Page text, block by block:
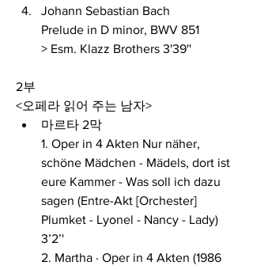
Johann Sebastian Bach
Prelude in D minor, BWV 851
> Esm. Klazz Brothers 3'39''
2부
<오페라 읽어 주는 남자>
마르타 2막
1. Oper in 4 Akten Nur näher,
schöne Mädchen - Mädels, dort ist
eure Kammer - Was soll ich dazu
sagen (Entre-Akt [Orchester]
Plumket - Lyonel - Nancy - Lady)
3’2’'
2. Martha · Oper in 4 Akten (1986